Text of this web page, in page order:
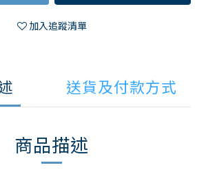
加入追蹤清單
送貨及付款方式
商品描述